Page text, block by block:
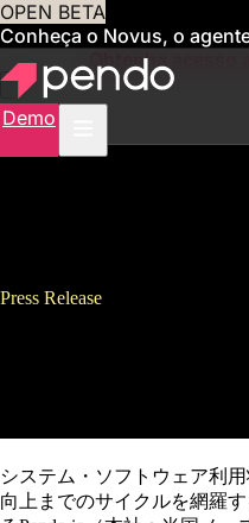
OPEN BETA
Conheça o Novus, o
para você Obtenha acesso
Demo
Press Release
システム・ソフトウェア利
向上までのサイクルを網羅